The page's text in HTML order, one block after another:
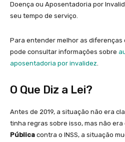
Doença ou Aposentadoria por
seu tempo de serviço.
Para entender melhor as
pode consultar informações sobre
aposentadoria por invalidez.
O Que Diz a Lei?
Antes de 2019, a situação não era
tinha regras sobre isso, mas não era
Pública contra o INSS, a situação